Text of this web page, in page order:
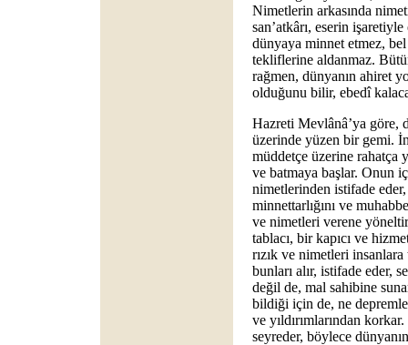
Nimetlerin arkasında
san’atkârı, eserin
dünyaya minnet etmez,
tekliflerine aldanmaz.
rağmen, dünyanın ahiret
olduğunu bilir, ebedî
Hazreti Mevlânâ’ya göre,
üzerinde yüzen bir gemi.
müddetçe üzerine rahatça
ve batmaya başlar. Onun
nimetlerinden istifade
minnettarlığını ve
ve nimetleri verene
tablacı, bir kapıcı ve
rızık ve nimetleri
bunları alır, istifade eder,
değil de, mal sahibine
bildiği için de, ne
ve yıldırımlarından
seyreder, böylece